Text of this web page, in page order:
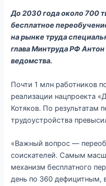
До 2030 года около 700
бесплатное
на рынке труда
глава Минтруда РФ Антон
ведомства.
Почти 1 млн работников
реализации нацпроекта
Котяков. По результатам
трудоустройства
«Важный вопрос —
соискателей. Самым
механизм бесплатного
день по 360 дефицитным,